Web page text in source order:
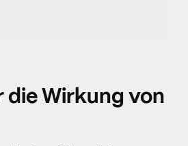
die Wirkung von